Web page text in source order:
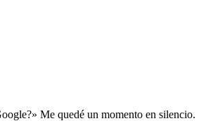
Me quedé un momento en silencio.